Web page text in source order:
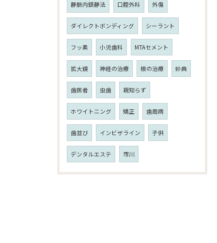
静脈内鎮静法 口腔外科 外傷
ダイレクトボンディング シーラント
フッ素 小児歯科 MTAセメント
拡大鏡 神経の治療 根の治療 妙典
歯医者 虫歯 親知らず
ホワイトニング 矯正 歯周病
歯並び インビザライン 子供
デンタルエステ 市川